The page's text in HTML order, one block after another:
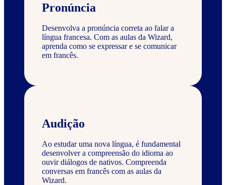
Pronúncia
Desenvolva a pronúncia correta ao falar a
língua francesa. Com as aulas da Wizard,
aprenda como se expressar e se comunicar
em francês.
Audição
Ao estudar uma nova língua, é fundamental
desenvolver a compreensão do idioma ao
ouvir diálogos de nativos. Compreenda
conversas em francês com as aulas da
Wizard.